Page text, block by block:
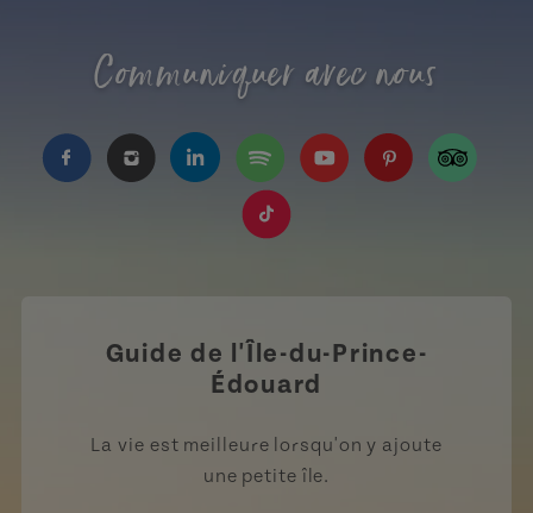
Communiquer avec nous
https://www.facebook.com/TourismeIPE/
https://www.instagram.com/tourismpei/
https://www.linkedin.com/
https://open.spotify.com/
Guide de l'Île-du-Prince-
Édouard
La vie est meilleure lorsqu'on y ajoute
une petite île.